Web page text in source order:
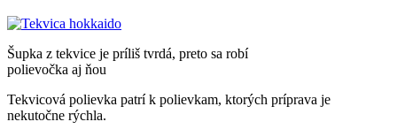
Šupka z tekvice je príliš tvrdá, preto sa robí
polievočka aj ňou
Tekvicová polievka patrí k polievkam, ktorých príprava je
nekutočne rýchla.